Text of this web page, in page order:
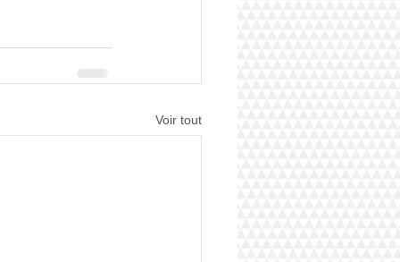
Voir tout